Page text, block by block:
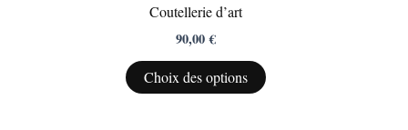
Coutellerie d’art
90,00€
Choix des options
page